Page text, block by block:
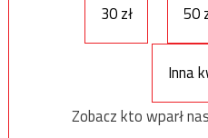
30 zł
50
Inna
Zobacz kto wparł